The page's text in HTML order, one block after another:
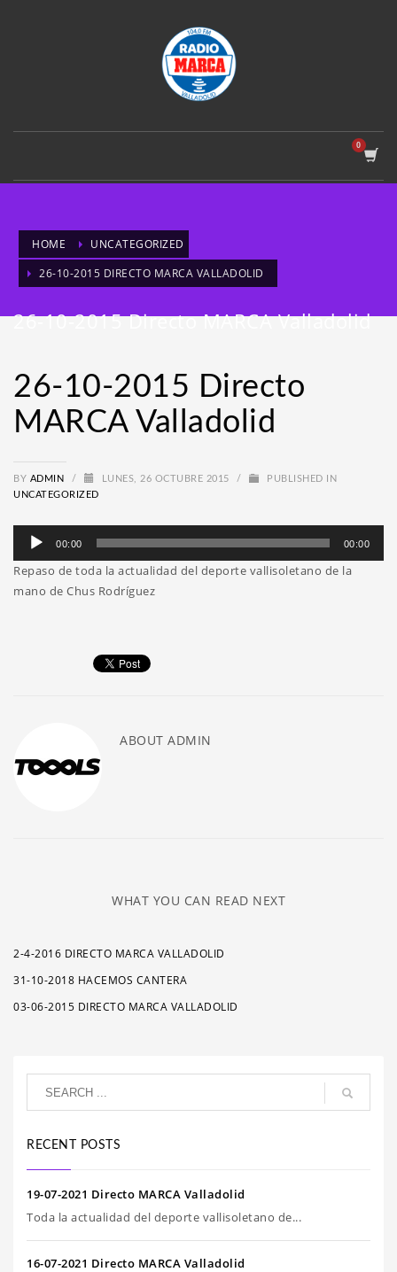
HOME
UNCATEGORIZED
26-10-2015 DIRECTO MARCA VALLADOLID
26-10-2015 Directo MARCA Valladolid
26-10-2015 Directo
MARCA Valladolid
BY ADMIN / LUNES, 26 OCTUBRE 2015 /
PUBLISHED IN
UNCATEGORIZED
Reproductor
audio
00:00 00:00
Repaso de toda la actualidad del deporte vallisoletano de la
mano de Chus Rodríguez
ABOUT ADMIN
WHAT YOU CAN READ NEXT
2-4-2016 DIRECTO MARCA VALLADOLID
31-10-2018 HACEMOS CANTERA
03-06-2015 DIRECTO MARCA VALLADOLID
RECENT POSTS
19-07-2021 Directo MARCA Valladolid
Toda la actualidad del deporte vallisoletano de...
16-07-2021 Directo MARCA Valladolid